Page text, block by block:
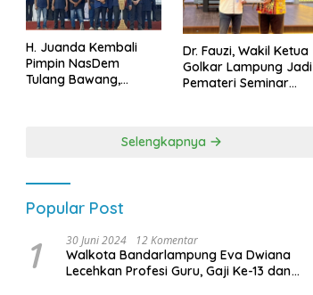
H. Juanda Kembali
Pimpin NasDem
Tulang Bawang,
Dr. Fauzi, Wakil Ketua
Golkar Lampung Jadi
Pemateri Seminar
Kebangsaan
Selengkapnya
Popular Post
1 30 Juni 2024 12 Komentar
Walkota Bandarlampung Eva Dwiana
Lecehkan Profesi Guru, Gaji Ke-13 dan